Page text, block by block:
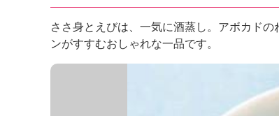
見
つ
け
う
H
ささ身とえびは、一気に酒蒸し。アボカド
ンがすすむおしゃれな一品です。